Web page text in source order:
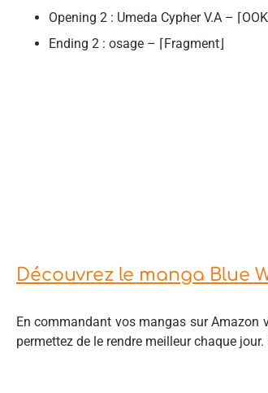
Opening 2 : Umeda Cypher V.A –
Ending 2 : osage – ⌈Fragment⌋
Découvrez le manga Blue
En commandant vos mangas sur Amazon
permettez de le rendre meilleur chaque